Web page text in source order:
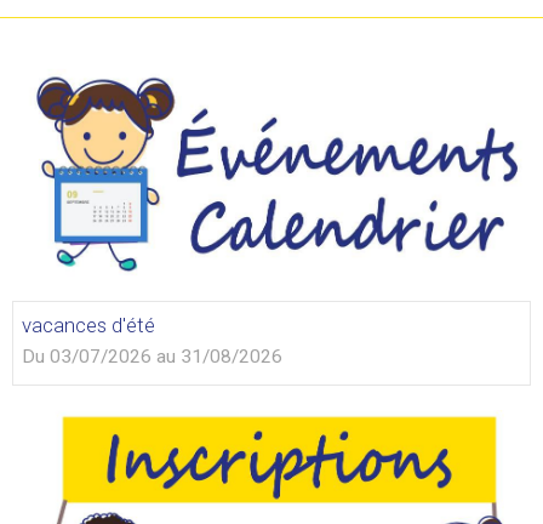
vacances d'été
Du 03/07/2026 au 31/08/2026